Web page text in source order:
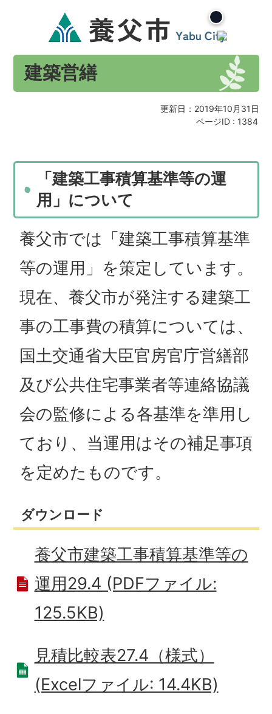
建築営繕
更新日：2019年10月31日
ページID : 1384
「建築工事積算基準等の運
用」について
養父市では「建築工事積算基準
等の運用」を策定しています。
現在、養父市が発注する建築工
事の工事費の積算については、
国土交通省大臣官房官庁営繕部
及び公共住宅事業者等連絡協議
会の監修による各基準を準用し
ており、当運用はその補足事項
を定めたものです。
ダウンロード
養父市建築工事積算基準等の
運用29.4 (PDFファイル:
125.5KB)
見積比較表27.4（様式）
(Excelファイル: 14.4KB)